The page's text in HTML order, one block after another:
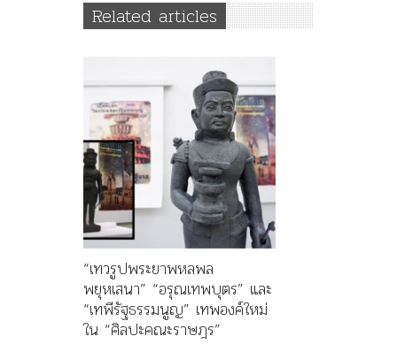
Related articles
“เทวรูปพระยาพหลพล
พยุหเสนา” “อรุณเทพบุตร” และ
“เทพีรัฐธรรมนูญ” เทพองค์ใหม่
ใน “ศิลปะคณะราษฎร”